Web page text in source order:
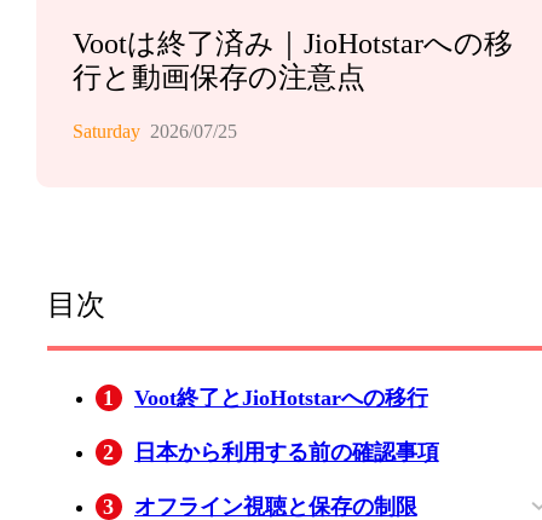
Vootは終了済み｜JioHotstarへの移
行と動画保存の注意点
Saturday 2026/07/25
目次
1 Voot終了とJioHotstarへの移行
2 日本から利用する前の確認事項
3 オフライン視聴と保存の制限